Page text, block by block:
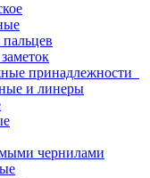
пальцев
принадлежности
и линеры
чернилами